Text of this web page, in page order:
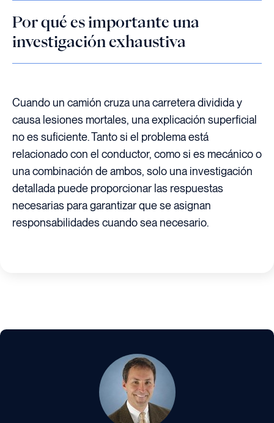
Por qué es importante una
investigación exhaustiva
Cuando un camión cruza una carretera dividida y
causa lesiones mortales, una explicación superficial
no es suficiente. Tanto si el problema está
relacionado con el conductor, como si es mecánico o
una combinación de ambos, solo una investigación
detallada puede proporcionar las respuestas
necesarias para garantizar que se asignan
responsabilidades cuando sea necesario.